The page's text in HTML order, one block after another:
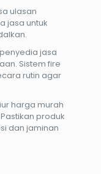
ulasan
jasa untuk
jasa
Sistem fire
rutin agar
harga murah
produk
dan jaminan